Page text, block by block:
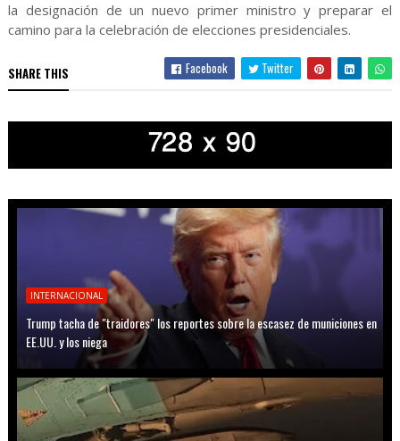
la designación de un nuevo primer ministro y preparar el
camino para la celebración de elecciones presidenciales.
SHARE THIS Facebook Twitter
INTERNACIONAL
Trump tacha de "traidores" los reportes sobre la escasez de municiones en
EE.UU. y los niega